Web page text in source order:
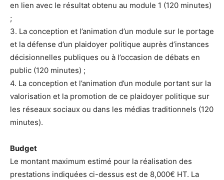
en lien avec le résultat obtenu au module 1 (120 minutes)
;
3. La conception et l’animation d’un module sur le portage
et la défense d’un plaidoyer politique auprès d’instances
décisionnelles publiques ou à l’occasion de débats en
public (120 minutes) ;
4. La conception et l’animation d’un module portant sur la
valorisation et la promotion de ce plaidoyer politique sur
les réseaux sociaux ou dans les médias traditionnels (120
minutes).
Budget
Le montant maximum estimé pour la réalisation des
prestations indiquées ci-dessus est de 8,000€ HT. La